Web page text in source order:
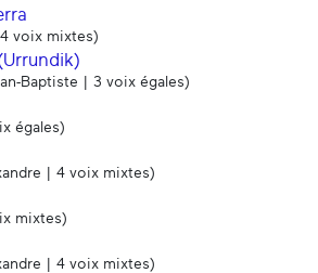
voix mixtes)
Baptiste | 3 voix égales)
égales)
| 4 voix mixtes)
mixtes)
| 4 voix mixtes)